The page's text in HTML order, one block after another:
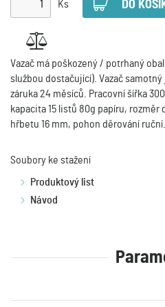
Ks
Vazač má poškozený / potrhaný
službou dostačující). Vazač samotný
záruka 24 měsíců. Pracovní šířka
kapacita 15 listů 80g papíru, rozměr
hřbetu 16 mm, pohon děrování ruční.
Soubory ke stažení
Produktový list
Návod